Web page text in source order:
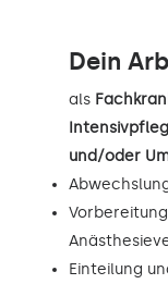
Dein
als
und/oder
Einteilung